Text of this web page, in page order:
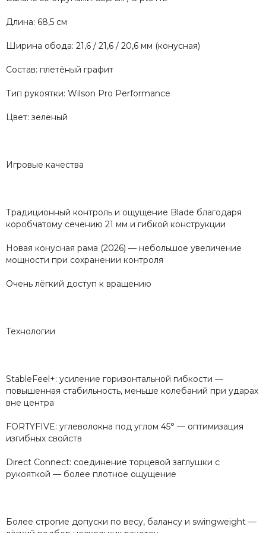
Длина: 68,5 см
Ширина обода: 21,6 / 21,6 / 20,6 мм (конусная)
Состав: плетёный графит
Тип рукоятки: Wilson Pro Performance
Цвет: зелёный
Игровые качества
Традиционный контроль и ощущение Blade благодаря
коробчатому сечению 21 мм и гибкой конструкции
Новая конусная рама (2026) — небольшое увеличение
мощности при сохранении контроля
Очень лёгкий доступ к вращению
Технологии
StableFeel+: усиление горизонтальной гибкости —
повышенная стабильность, меньше колебаний при ударах
вне центра
FORTYFIVE: углеволокна под углом 45° — оптимизация
изгибных свойств
Direct Connect: соединение торцевой заглушки с
рукояткой — более плотное ощущение
Более строгие допуски по весу, балансу и swingweight —